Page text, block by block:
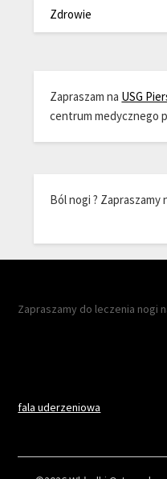
Zdrowie
Zapraszam na USG
centrum medycznego
Ból nogi ? Zapraszamy
Zapraszamy do leczenia nogi
fala uderzeniowa